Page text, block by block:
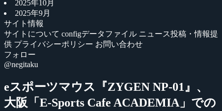
2025年10月
2025年9月
サイト情報
サイトについて configデータファイル ニュース投稿・情報提
供 プライバシーポリシー お問い合わせ
フォロー
@negitaku
eスポーツマウス『ZYGEN NP-01』、
大阪「E-Sports Cafe ACADEMIA」での